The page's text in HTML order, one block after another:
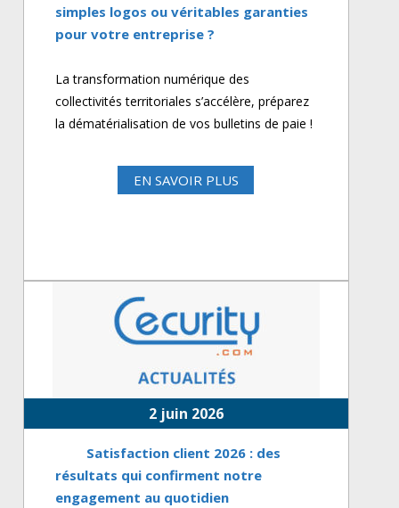
simples logos ou véritables garanties
pour votre entreprise ?
La transformation numérique des
collectivités territoriales s’accélère, préparez
la dématérialisation de vos bulletins de paie !
EN SAVOIR PLUS
2 juin 2026
Satisfaction client 2026 : des
résultats qui confirment notre
engagement au quotidien